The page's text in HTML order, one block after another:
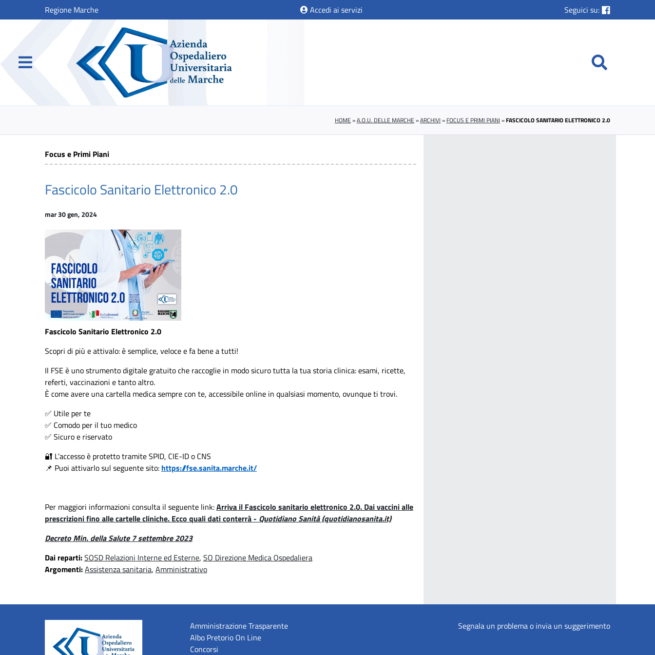
Regione Marche Accedi ai servizi Seguici su:
HOME »A.O.U. DELLE MARCHE »ARCHIVI » FOCUS E PRIMI PIANI »FASCICOLO SANITARIO ELETTRONICO 2.0
Focus e Primi Piani
Fascicolo Sanitario Elettronico 2.0
mar 30 gen, 2024
Fascicolo Sanitario Elettronico 2.0
Scopri di più e attivalo: è semplice, veloce e fa bene a tutti!
Il FSE è uno strumento digitale gratuito che raccoglie in modo sicuro tutta la tua storia clinica: esami, ricette,
referti, vaccinazioni e tanto altro.
È come avere una cartella medica sempre con te, accessibile online in qualsiasi momento, ovunque ti trovi.
✅ Utile per te
✅ Comodo per il tuo medico
✅ Sicuro e riservato
🔐 L’accesso è protetto tramite SPID, CIE-ID o CNS
📌 Puoi attivarlo sul seguente sito: https://fse.sanita.marche.it/
Per maggiori informazioni consulta il seguente link:Arriva il Fascicolo sanitario elettronico 2.0. Dai vaccini alle
prescrizioni fino alle cartelle cliniche. Ecco quali dati conterrà - Quotidiano Sanità (quotidianosanita.it)
Decreto Min. della Salute 7 settembre 2023
Dai reparti:SOSD Relazioni Interne ed Esterne, SO Direzione Medica Ospedaliera
Argomenti:Assistenza sanitaria, Amministrativo
Amministrazione Trasparente
Albo Pretorio On Line
Concorsi
Segnala un problema o invia un suggerimento